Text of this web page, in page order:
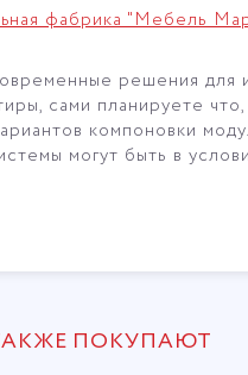
фабрика "Мебель
решения для
сами планируете
компоновки
могут быть в
ПОКУПАЮТ